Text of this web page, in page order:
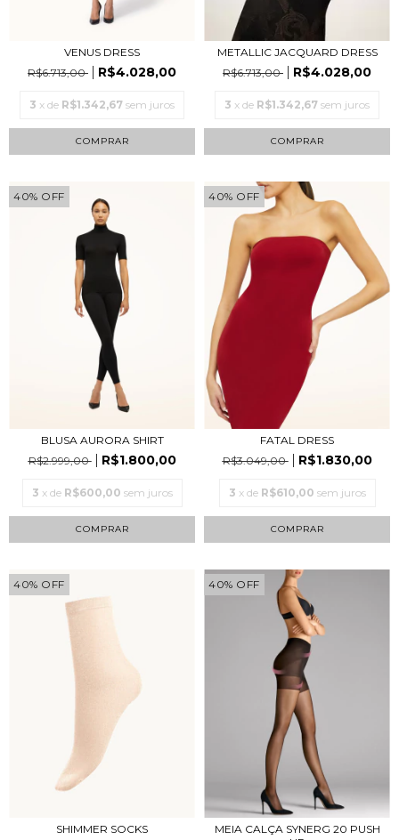
VENUS DRESS
R$6.713,00
R$4.028,00
3 x de R$1.342,67 sem juros
COMPRAR
METALLIC JACQUARD DRESS
R$6.713,00
R$4.028,00
3 x de R$1.342,67 sem juros
COMPRAR
40% OFF
BLUSA AURORA SHIRT
R$2.999,00
R$1.800,00
3 x de R$600,00 sem juros
COMPRAR
40% OFF
FATAL DRESS
R$3.049,00
R$1.830,00
3 x de R$610,00 sem juros
COMPRAR
40% OFF
SHIMMER SOCKS
40% OFF
MEIA CALÇA SYNERG 20 PUSH